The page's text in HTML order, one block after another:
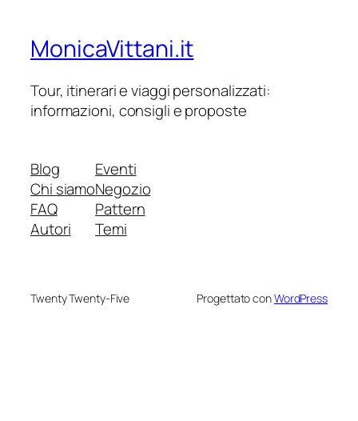
MonicaVittani.it
Tour, itinerari e viaggi personalizzati:
informazioni, consigli e proposte
Blog
Chi siamo
FAQ
Autori
Eventi
Negozio
Pattern
Temi
Twenty Twenty-Five Progettato conWordPress